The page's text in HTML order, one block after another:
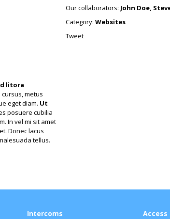
litora
cursus, metus
eget diam. Ut
posuere cubilia
In vel mi sit amet
Donec lacus
tellus.
Our collaborators: John Doe,
Category: Websites
Tweet
Intercoms Access